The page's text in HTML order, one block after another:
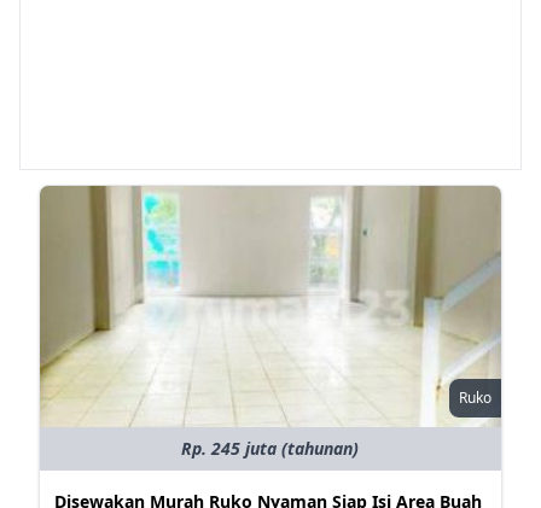
Ruko
Rp. 245 juta (tahunan)
Disewakan Murah Ruko Nyaman Siap Isi Area Buah